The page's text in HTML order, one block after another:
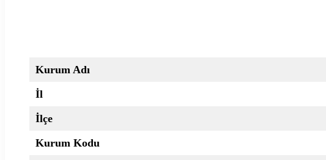
Kurum Adı
İl
İlçe
Kurum Kodu